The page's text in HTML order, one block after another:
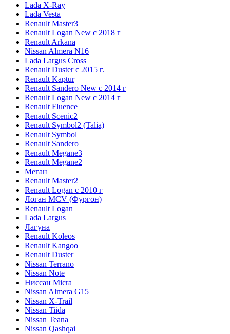
Lada X-Ray
Lada Vesta
Renault Master3
Renault Logan New с 2018 г
Renault Arkana
Nissan Almera N16
Lada Largus Cross
Renault Duster с 2015 г.
Renault Kaptur
Renault Sandero New с 2014 г
Renault Logan New с 2014 г
Renault Fluence
Renault Scenic2
Renault Symbol2 (Talia)
Renault Symbol
Renault Sandero
Renault Megane3
Renault Megane2
Меган
Renault Master2
Renault Logan c 2010 г
Логан МСV (Фургон)
Renault Logan
Lada Largus
Лагуна
Renault Koleos
Renault Kangoo
Renault Duster
Nissan Terrano
Nissan Note
Ниссан Micra
Nissan Almera G15
Nissan X-Trail
Nissan Tiida
Nissan Teana
Nissan Qashqai